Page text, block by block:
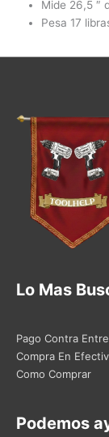
Mide 26,5 ″
Pesa 17
Lo Mas
Pago Contra
Compra En
Como Comprar
Podemos